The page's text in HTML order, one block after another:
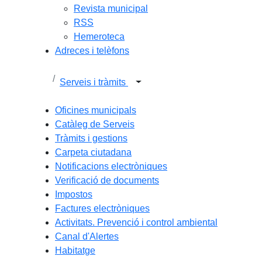
Revista municipal
RSS
Hemeroteca
Adreces i telèfons
Serveis i tràmits
Oficines municipals
Catàleg de Serveis
Tràmits i gestions
Carpeta ciutadana
Notificacions electròniques
Verificació de documents
Impostos
Factures electròniques
Activitats. Prevenció i control ambiental
Canal d'Alertes
Habitatge